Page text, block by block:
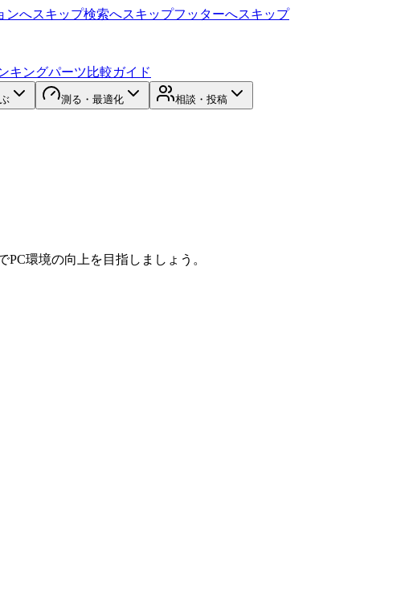
ンへスキップ検索へスキップフッターへスキップ
キングパーツ比較ガイド
測る・最適化 相談・投稿
PC環境の向上を目指しましょう。